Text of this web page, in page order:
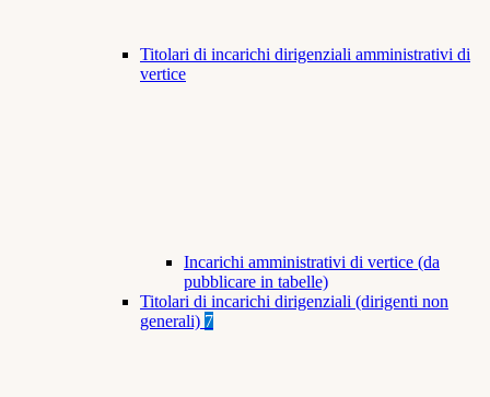
Titolari di incarichi dirigenziali amministrativi di
vertice
Incarichi amministrativi di vertice (da
pubblicare in tabelle)
Titolari di incarichi dirigenziali (dirigenti non
generali) 7